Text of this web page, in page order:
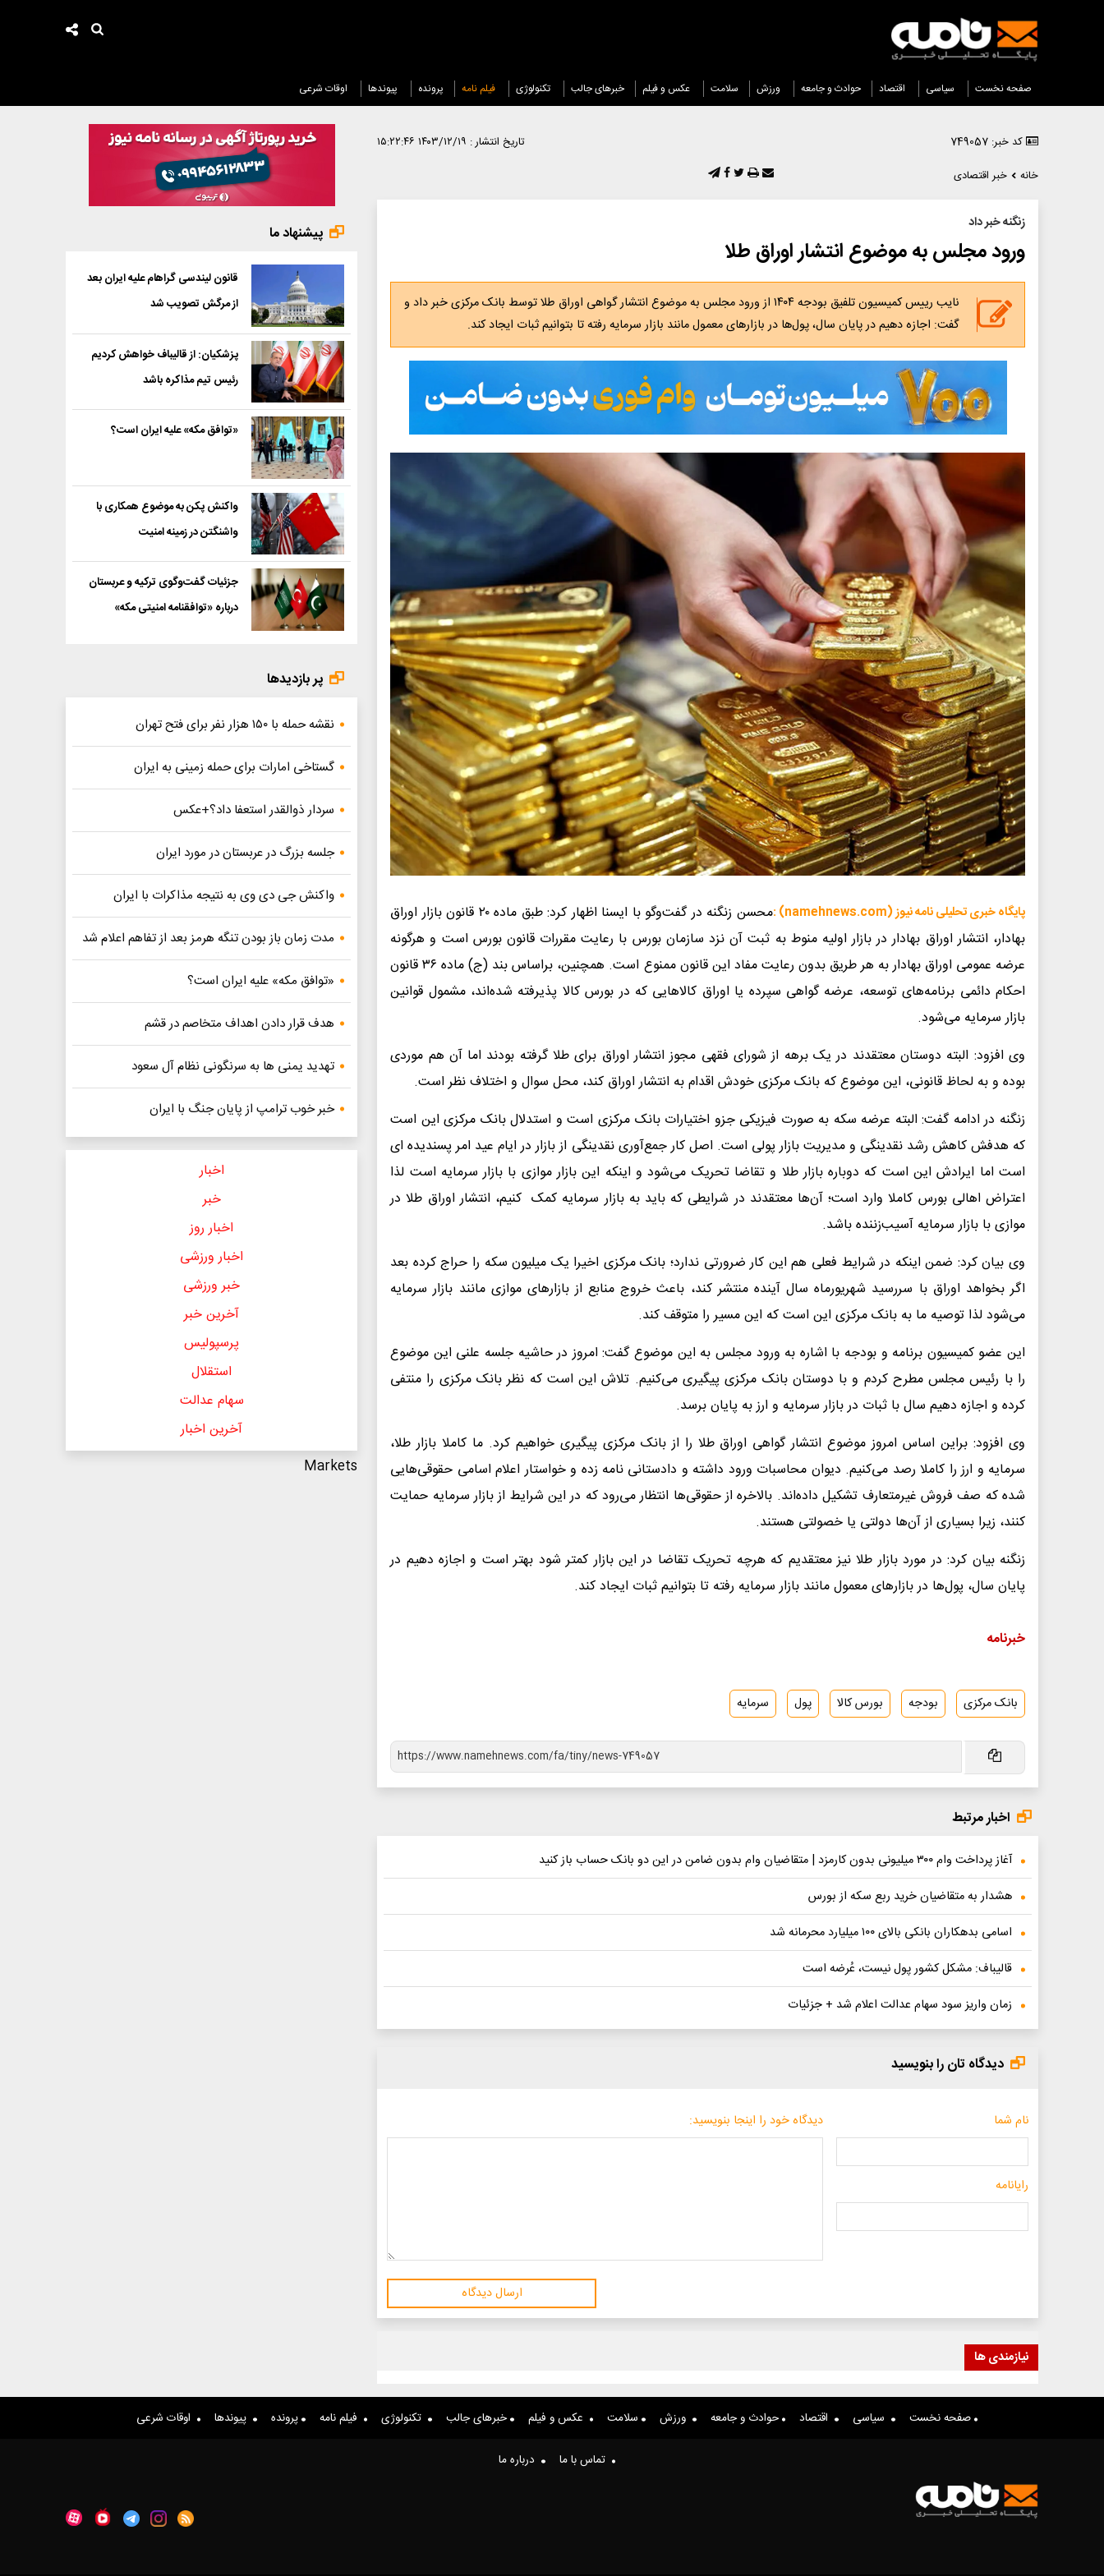
صفحه نخست سیاسی اقتصاد حوادث و جامعه ورزش سلامت عکس و فیلم خبرهای جالب تکنولوژی فیلم نامه پرونده پیوندها اوقات شرعی
کد خبر: 749057 تاریخ انتشار : ۱۴۰۳/۱۲/۱۹ ۱۵:۲۲:۴۶
خانه
خبر اقتصادی
زنگنه خبر داد
ورود مجلس به موضوع انتشار اوراق طلا
نایب رییس کمیسیون تلفیق بودجه ۱۴۰۴ از ورود مجلس به موضوع انتشار گواهی اوراق طلا توسط بانک مرکزی خبر داد و
گفت: اجازه دهیم در پایان سال، پول‌ها در بازارهای معمول مانند بازار سرمایه رفته تا بتوانیم ثبات ایجاد کند.
پایگاه خبری تحلیلی نامه نیوز (namehnews.com) :
محسن زنگنه در گفت‌وگو با ایسنا اظهار کرد: طبق ماده ۲۰ قانون بازار اوراق
بهادار، انتشار اوراق بهادار در بازار اولیه منوط به ثبت آن نزد سازمان بورس با رعایت مقررات قانون بورس است و هرگونه
عرضه عمومی اوراق بهادار به هر طریق بدون رعایت مفاد این قانون ممنوع است. همچنین، براساس بند (ج) ماده ۳۶ قانون
احکام دائمی برنامه‌های توسعه، عرضه گواهی سپرده یا اوراق کالاهایی که در بورس کالا پذیرفته شده‌اند، مشمول قوانین
بازار سرمایه می‌شود.
وی افزود: البته دوستان معتقدند در یک برهه از شورای فقهی مجوز انتشار اوراق برای طلا گرفته بودند اما آن هم موردی
بوده و به لحاظ قانونی، این موضوع که بانک مرکزی خودش اقدام به انتشار اوراق کند، محل سوال و اختلاف نظر است.
زنگنه در ادامه گفت: البته عرضه سکه به صورت فیزیکی جزو اختیارات بانک مرکزی است و استدلال بانک مرکزی این است
که هدفش کاهش رشد نقدینگی و مدیریت بازار پولی است. اصل کار جمع‌آوری نقدینگی از بازار در ایام عید امر پسندیده ای
است اما ایرادش این است که دوباره بازار طلا و تقاضا تحریک می‌شود و اینکه این بازار موازی با بازار سرمایه است لذا
اعتراض اهالی بورس کاملا وارد است؛ آن‌ها معتقدند در شرایطی که باید به بازار سرمایه کمک کنیم، انتشار اوراق طلا در
موازی با بازار سرمایه آسیب‌زننده باشد.
وی بیان کرد: ضمن اینکه در شرایط فعلی هم این کار ضرورتی ندارد؛ بانک مرکزی اخیرا یک میلیون سکه را حراج کرده بعد
اگر بخواهد اوراق با سررسید شهریورماه سال آینده منتشر کند، باعث خروج منابع از بازارهای موازی مانند بازار سرمایه
می‌شود لذا توصیه ما به بانک مرکزی این است که این مسیر را متوقف کند.
این عضو کمیسیون برنامه و بودجه با اشاره به ورود مجلس به این موضوع گفت: امروز در حاشیه جلسه علنی این موضوع
را با رئیس مجلس مطرح کردم و با دوستان بانک مرکزی پیگیری می‌کنیم. تلاش این است که نظر بانک مرکزی را منتفی
کرده و اجازه دهیم سال با ثبات در بازار سرمایه و ارز به پایان برسد.
وی افزود: براین اساس امروز موضوع انتشار گواهی اوراق طلا را از بانک مرکزی پیگیری خواهیم کرد. ما کاملا بازار طلا،
سرمایه و ارز را کاملا رصد می‌کنیم. دیوان محاسبات ورود داشته و دادستانی نامه‌ زده و خواستار اعلام اسامی حقوقی‌هایی
شده که صف فروش غیرمتعارف تشکیل داده‌اند. بالاخره از حقوقی‌ها انتظار می‌رود که در این شرایط از بازار سرمایه حمایت
کنند، زیرا بسیاری از آن‌ها دولتی یا خصولتی هستند.
زنگنه بیان کرد: در مورد بازار طلا نیز معتقدیم که هرچه تحریک تقاضا در این بازار کمتر شود بهتر است و اجازه دهیم در
پایان سال، پول‌ها در بازارهای معمول مانند بازار سرمایه رفته تا بتوانیم ثبات ایجاد کند.
خبرنامه
بانک مرکزی بودجه بورس کالا پول سرمایه
اخبار مرتبط
آغاز پرداخت وام ۳۰۰ میلیونی بدون کارمزد | متقاضیان وام بدون ضامن در این دو بانک حساب باز کنید
هشدار به متقاضیان خرید ربع سکه از بورس
اسامی بدهکاران بانکی بالای ۱۰۰ میلیارد محرمانه شد
قالیباف: مشکل کشور پول نیست، عُرضه است
زمان واریز سود سهام عدالت اعلام شد + جزئیات
دیدگاه تان را بنویسید
نام شما
رایانامه
دیدگاه خود را اینجا بنویسید:
ارسال دیدگاه
نیازمندی ها
پیشنهاد ما
قانون لیندسی گراهام علیه ایران بعد
از مرگش تصویب شد
پزشکیان: از قالیباف خواهش کردیم
رئیس تیم مذاکره باشد
«توافق مکه» علیه ایران است؟
واکنش پکن به موضوع همکاری با
واشنگتن در زمینه امنیت
جزئیات گفت‌وگوی ترکیه و عربستان
درباره «توافقنامه امنیتی مکه»
پر بازدیدها
نقشه حمله با ۱۵۰ هزار نفر برای فتح تهران
گستاخی امارات برای حمله زمینی به ایران
سردار ذوالقدر استعفا داد؟+عکس
جلسه بزرگ در عربستان در مورد ایران
واکنش جی دی وی به نتیجه مذاکرات با ایران
مدت زمان باز بودن تنگه هرمز بعد از تفاهم اعلام شد
«توافق مکه» علیه ایران است؟
هدف قرار دادن اهداف متخاصم در قشم
تهدید یمنی ها به سرنگونی نظام آل سعود
خبر خوب ترامپ از پایان جنگ با ایران
اخبار
خبر
اخبار روز
اخبار ورزشی
خبر ورزشی
آخرین خبر
پرسپولیس
استقلال
سهام عدالت
آخرین اخبار
Markets
صفحه نخست سیاسی اقتصاد حوادث و جامعه ورزش سلامت عکس و فیلم خبرهای جالب تکنولوژی فیلم نامه پرونده پیوندها اوقات شرعی
تماس با ما درباره ما